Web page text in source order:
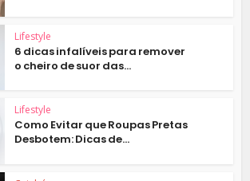
Lifestyle
6 dicas infalíveis para remover
o cheiro de suor das...
Lifestyle
Como Evitar que Roupas Pretas
Desbotem: Dicas de...